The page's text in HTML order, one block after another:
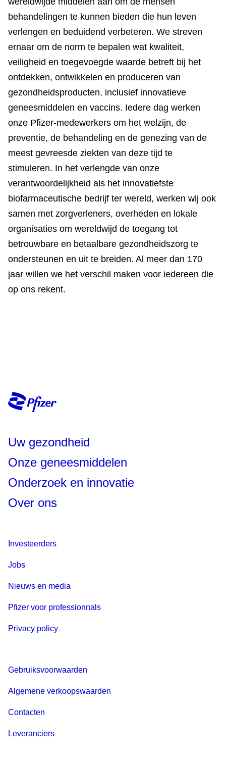
behandelingen te kunnen bieden die hun leven
verlengen en beduidend verbeteren. We streven
ernaar om de norm te bepalen wat kwaliteit,
veiligheid en toegevoegde waarde betreft bij het
ontdekken, ontwikkelen en produceren van
gezondheidsproducten, inclusief innovatieve
geneesmiddelen en vaccins. Iedere dag werken
onze Pfizer-medewerkers om het welzijn, de
preventie, de behandeling en de genezing van de
meest gevreesde ziekten van deze tijd te
stimuleren. In het verlengde van onze
verantwoordelijkheid als het innovatiefste
biofarmaceutische bedrijf ter wereld, werken wij ook
samen met zorgverleners, overheden en lokale
organisaties om wereldwijd de toegang tot
betrouwbare en betaalbare gezondheidszorg te
ondersteunen en uit te breiden. Al meer dan 170
jaar willen we het verschil maken voor iedereen die
op ons rekent.
Uw gezondheid
Onze geneesmiddelen
Onderzoek en innovatie
Over ons
Investeerders
Jobs
Nieuws en media
Pfizer voor professionnals
Privacy policy
Gebruiksvoorwaarden
Algemene verkoopswaarden
Contacten
Leveranciers